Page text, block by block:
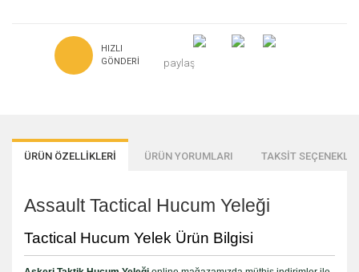
HIZLI
GÖNDERI
paylaş
ÜRÜN ÖZELLİKLERİ ÜRÜN YORUMLARI TAKSİT
Assault Tactical Hucum Yeleği
Tactical Hucum Yelek Ürün Bilgisi